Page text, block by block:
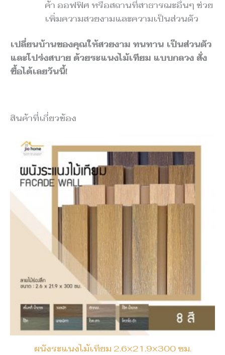
ค้า ออฟฟิศ หรือสถานที่สาธารณะอื่นๆ ช่วย
เพิ่มความสวยงามและความเป็นส่วนตัว
เปลี่ยนบ้านของคุณให้สวยงาม ทนทาน เป็นส่วนตัว
และโปร่งสบาย ด้วยระแนงไม้เทียม แบบกลวง สั่ง
ซื้อได้เลยวันนี้!
สินค้าที่เกี่ยวข้อง
ผนังระแนงไม้เทียม 2.6×21.9×300 ซม.